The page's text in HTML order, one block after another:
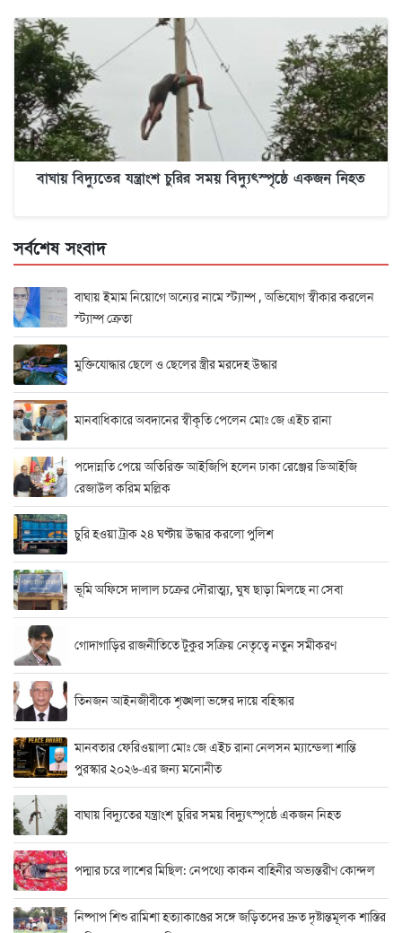
বাঘায় বিদ্যুতের যন্ত্রাংশ চুরির সময় বিদ্যুৎস্পৃষ্ঠে একজন নিহত
সর্বশেষ সংবাদ
বাঘায় ইমাম নিয়োগে অন্যের নামে স্ট্যাম্প , অভিযোগ স্বীকার করলেন
স্ট্যাম্প ক্রেতা
মুক্তিযোদ্ধার ছেলে ও ছেলের স্ত্রীর মরদেহ উদ্ধার
মানবাধিকারে অবদানের স্বীকৃতি পেলেন মোঃ জে এইচ রানা
পদোন্নতি পেয়ে অতিরিক্ত আইজিপি হলেন ঢাকা রেঞ্জের ডিআইজি
রেজাউল করিম মল্লিক
চুরি হওয়া ট্রাক ২৪ ঘণ্টায় উদ্ধার করলো পুলিশ
ভূমি অফিসে দালাল চক্রের দৌরাত্ম্য, ঘুষ ছাড়া মিলছে না সেবা
গোদাগাড়ির রাজনীতিতে টুকুর সক্রিয় নেতৃত্বে নতুন সমীকরণ
তিনজন আইনজীবীকে শৃঙ্খলা ভঙ্গের দায়ে বহিস্কার
মানবতার ফেরিওয়ালা মোঃ জে এইচ রানা নেলসন ম্যান্ডেলা শান্তি
পুরস্কার ২০২৬-এর জন্য মনোনীত
বাঘায় বিদ্যুতের যন্ত্রাংশ চুরির সময় বিদ্যুৎস্পৃষ্ঠে একজন নিহত
পদ্মার চরে লাশের মিছিল: নেপথ্যে কাকন বাহিনীর অভ্যন্তরীণ কোন্দল
নিষ্পাপ শিশু রামিশা হত্যাকাণ্ডের সঙ্গে জড়িতদের দ্রুত দৃষ্টান্তমূলক শাস্তির